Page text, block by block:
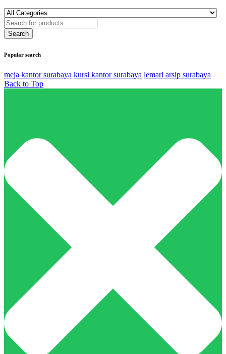
Popular search
meja kantor surabaya kursi kantor surabaya lemari arsip surabaya
Back to Top